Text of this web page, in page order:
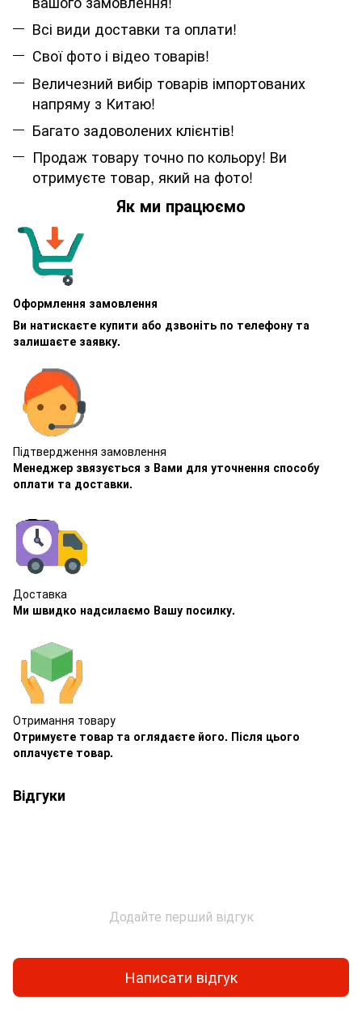
Всі види доставки та оплати!
Свої фото і відео товарів!
Величезний вибір товарів імпортованих
напряму з Китаю!
Багато задоволених клієнтів!
Продаж товару точно по кольору! Ви
отримуєте товар, який на фото!
Як ми працюємо
Оформлення замовлення
Ви натискаєте купити або дзвоніть по телефону та
залишаєте заявку.
Підтвердження замовлення
Менеджер звязується з Вами для уточнення способу
оплати та доставки.
Доставка
Ми швидко надсилаємо Вашу посилку.
Отримання товару
Отримуєте товар та оглядаєте його. Після цього
оплачуєте товар.
Відгуки
Додайте перший відгук
Написати відгук